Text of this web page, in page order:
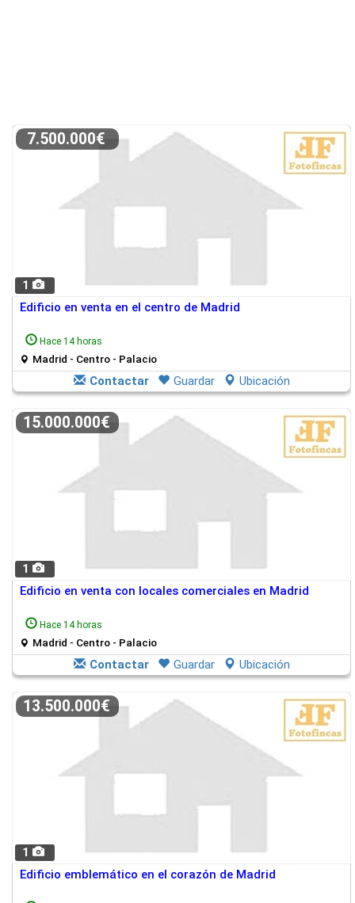
1
7.500.000€
Edificio en venta en el centro de Madrid
Hace 14 horas
Madrid - Centro - Palacio
Contactar Guardar Ubicación
1
15.000.000€
Edificio en venta con locales comerciales en Madrid
Hace 14 horas
Madrid - Centro - Palacio
Contactar Guardar Ubicación
1
13.500.000€
Edificio emblemático en el corazón de Madrid